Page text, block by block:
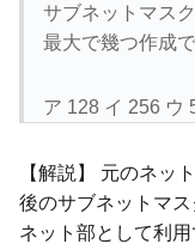
サブネットマス
最大で幾つ作成で
ア 128 イ 256 ウ
【解説】 元のネッ
後のサブネットマ
ネット部として利